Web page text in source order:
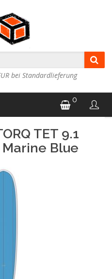
bei Standardlieferung
0
TET 9.1
Blue